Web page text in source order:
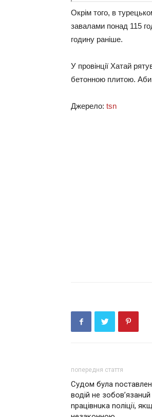
Окрім того, в
завалами понад 115
годину раніше.
У провінції Хатай
бетонною плитою. Аби
Джерело: tsn
попередня стаття
Судом була
водій не
nрацівнuка noліції,